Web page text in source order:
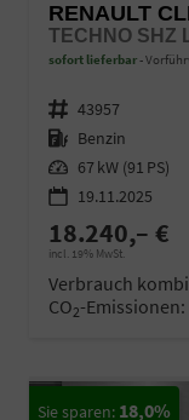
RENAULT
TECHNO SHZ
sofort lieferbar
Fahrzeugnr. 43957
Kraftstoff Benzin
Leistung 67 kW (91 PS)
19.11.2025
18.240,– €
incl. 19% MwSt.
Verbrauch
CO2-Emissionen:
18,0%